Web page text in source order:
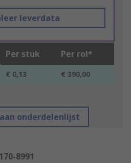
leverdata
Per stuk Per rol*
€ 0,13 € 390,00
onderdelenlijst
170-8991